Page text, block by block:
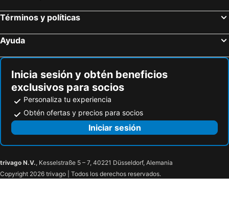
Términos y políticas
Ayuda
Inicia sesión y obtén beneficios
exclusivos para socios
Personaliza tu experiencia
Obtén ofertas y precios para socios
Iniciar sesión
trivago N.V., Kesselstraße 5 – 7, 40221 Düsseldorf, Alemania
Copyright 2026 trivago | Todos los derechos reservados.